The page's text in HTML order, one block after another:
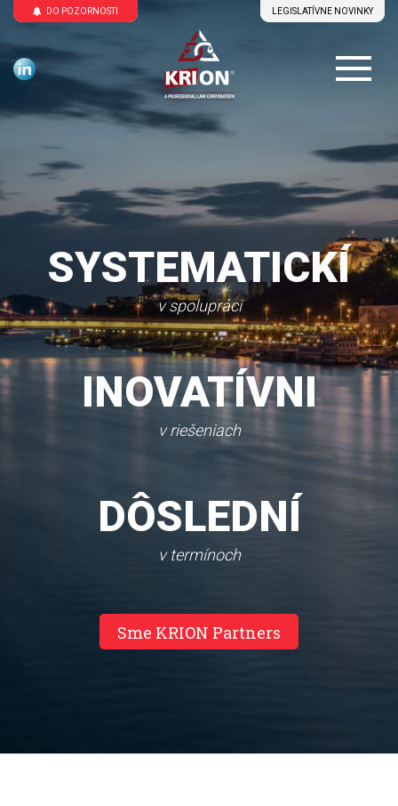
DO POZORNOSTI LEGISLATÍVNE NOVINKY
PRACOVITÍ
v spolupráci
IN|
v riešeniach
FLEXIBILNÍ
v termínoch
Sme KRION Partners